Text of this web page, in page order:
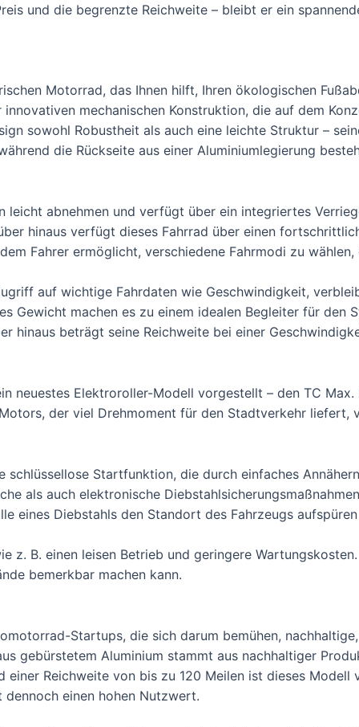
und die begrenzte Reichweite – bleibt er ein
Motorrad, das Ihnen hilft, Ihren ökologischen
mechanischen Konstruktion, die auf dem
sowohl Robustheit als auch eine leichte Struktur –
die Rückseite aus einer Aluminiumlegierung
leicht abnehmen und verfügt über ein integriertes
hinaus verfügt dieses Fahrrad über einen
Fahrer ermöglicht, verschiedene Fahrmodi zu
auf wichtige Fahrdaten wie Geschwindigkeit,
Gewicht machen es zu einem idealen Begleiter für den
hinaus beträgt seine Reichweite bei einer
neuestes Elektroroller-Modell vorgestellt – den TC
der viel Drehmoment für den Stadtverkehr liefert,
Startfunktion, die durch einfaches
als auch elektronische
eines Diebstahls den Standort des Fahrzeugs
z. B. einen leisen Betrieb und geringere
bemerkbar machen kann.
Startups, die sich darum bemühen,
gebürstetem Aluminium stammt aus nachhaltiger
Reichweite von bis zu 120 Meilen ist dieses
einen hohen Nutzwert.